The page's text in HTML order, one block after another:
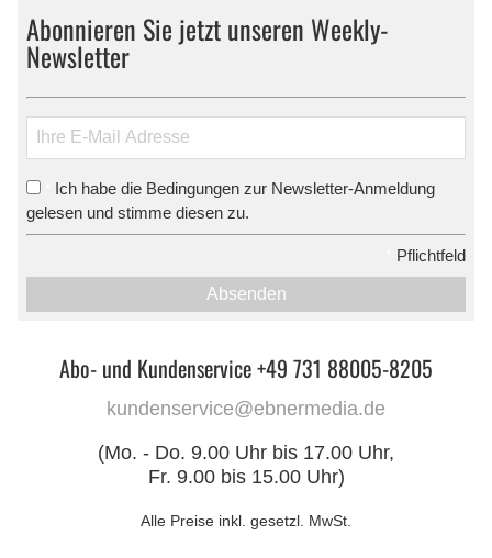
Abonnieren Sie jetzt unseren Weekly-
Newsletter
Ich habe die Bedingungen zur Newsletter-Anmeldung
gelesen und stimme diesen zu.
Pflichtfeld
Absenden
Abo- und Kundenservice +49 731 88005-8205
kundenservice@ebnermedia.de
(Mo. - Do. 9.00 Uhr bis 17.00 Uhr,
Fr. 9.00 bis 15.00 Uhr)
Alle Preise inkl. gesetzl. MwSt.